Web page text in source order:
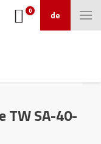
de
0
TW SA-40-